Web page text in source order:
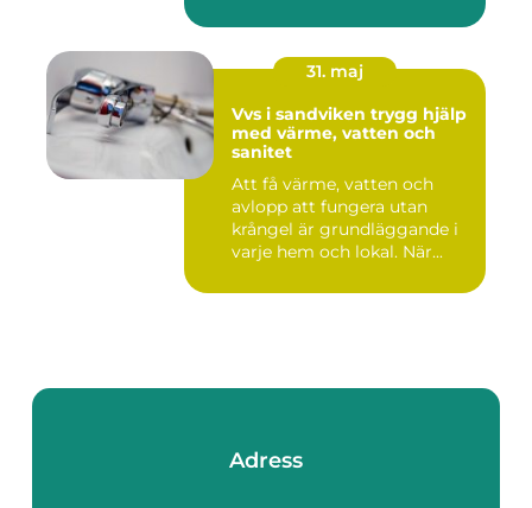
31. maj
Vvs i sandviken trygg hjälp
med värme, vatten och
sanitet
Att få värme, vatten och
avlopp att fungera utan
krångel är grundläggande i
varje hem och lokal. När...
Adress